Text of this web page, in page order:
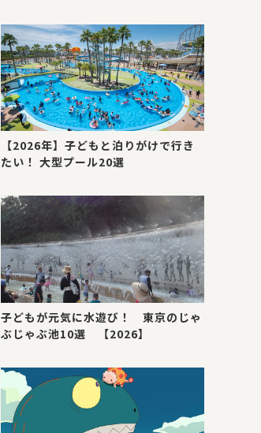
【2026年】子どもと泊りがけで行き
たい！ 大型プール20選
子どもが元気に水遊び！ 東京のじゃ
ぶじゃぶ池10選 【2026】